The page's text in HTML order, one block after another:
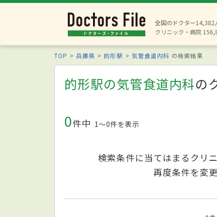
全国のドクター14,382
クリニック・病院
TOP 兵庫県 的形駅 気管食道内科 の検索結果
的形駅の気管食道内科の
0件中 1〜0件を表示
検索条件に当てはまるクリ
再度条件を変